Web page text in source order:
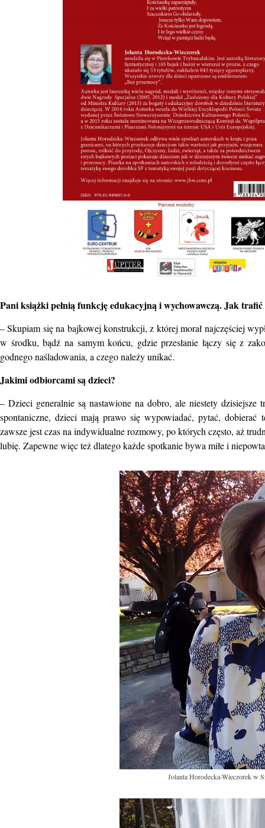
Pani książki pełnią funkcję edukacyjną i wychowawczą. Jak trafić
– Skupiam się na bajkowej konstrukcji, z której morał najczęściej
w środku, bądź na samym końcu, gdzie przesłanie łączy się z
godnego naśladowania, a czego należy unikać.
Jakimi odbiorcami są dzieci?
– Dzieci generalnie są nastawione na dobro, ale niestety
spontaniczne, dzieci mają prawo się wypowiadać, pytać,
zawszejestczas na indywidualne rozmowy, po których często, aż
lubię. Zapewne więc też dlatego każde spotkanie bywa miłe i
Jolanta Horodecka-Wieczorek w